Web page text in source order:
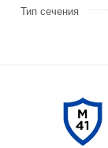
Тип сечения